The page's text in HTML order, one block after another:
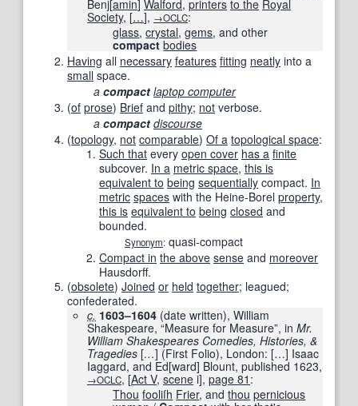
Benj[amin] Walford, printers to the Royal
Society, […], →OCLC:
glass,crystal,gems, and other
compact bodies
Having all necessary features fitting neatly into a
small space.
a compact laptop computer
(of prose) Brief and pithy; not verbose.
a compact discourse
(topology, not comparable) Of a topological space:
Such that every open cover has a finite
subcover. In a metric space, this is
equivalent to being sequentially compact. In
metric spaces with the Heine-Borel property,
this is equivalent to being closed and
bounded.
Synonym: quasi-compact
Compact in the above sense and moreover
Hausdorff.
(obsolete) Joined or held together; leagued;
confederated.
c. 1603–1604 (date written), William
Shakespeare, “Measure for Measure”, in Mr.
William Shakespeares Comedies, Histories, &
Tragedies […] (First Folio), London: […] Isaac
Iaggard, and Ed[ward] Blount, published 1623,
→OCLC, [Act V, scene i], page 81 :
Thou fooliſh Frier, andthou pernicious